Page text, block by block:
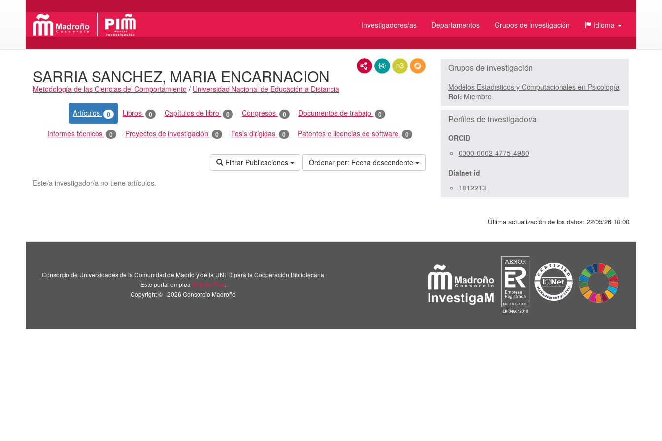
Investigadores/as Departamentos Grupos de investigación Idioma
RDF/XMLJSON-LDN3/TurtleRDF/JSON
SARRIA SANCHEZ, MARIA ENCARNACION
Metodología de las Ciencias del Comportamiento / Universidad Nacional de Educación a Distancia
Actividades
Artículos 0 Libros 0 Capítulos de libro 0 Congresos 0 Documentos de trabajo 0
Informes técnicos 0 Proyectos de investigación 0 Tesis dirigidas 0 Patentes o licencias de software 0
Filtrar Publicaciones Ordenar por: Fecha descendente
Este/a investigador/a no tiene artículos.
Grupos de investigación
Modelos Estadísticos y Computacionales en Psicología
Rol: Miembro
Perfiles de investigador/a
ORCID
0000-0002-4775-4980
Dialnet id
1812213
Última actualización de los datos: 22/05/26 10:00
Consorcio de Universidades de la Comunidad de Madrid y de la UNED para la Cooperación Bibliotecaria
Este portal emplea Brújula Plus.
Copyright © - 2026 Consorcio Madroño